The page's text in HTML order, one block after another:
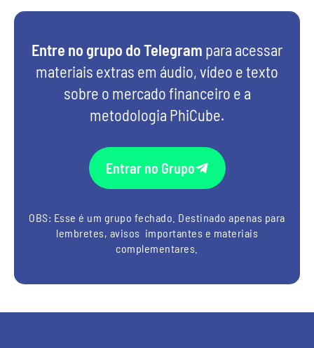
Entre no grupo do Telegram para acessar
materiais extras em áudio, vídeo e texto
sobre o mercado financeiro e a
metodologia PhiCube.
Entrar no Grupo
OBS: Esse é um grupo fechado. Destinado apenas para
lembretes, avisos importantes e materiais
complementares.